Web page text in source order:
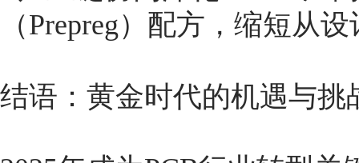
（Prepreg）配方，缩短从
结语：黄金时代的机遇与挑